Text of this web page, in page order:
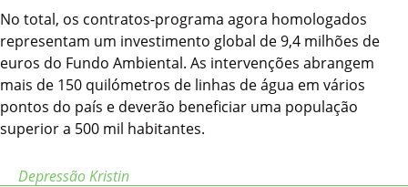
No total, os contratos-programa agora homologados
representam um investimento global de 9,4 milhões de
euros do Fundo Ambiental. As intervenções abrangem
mais de 150 quilómetros de linhas de água em vários
pontos do país e deverão beneficiar uma população
superior a 500 mil habitantes.
Depressão Kristin